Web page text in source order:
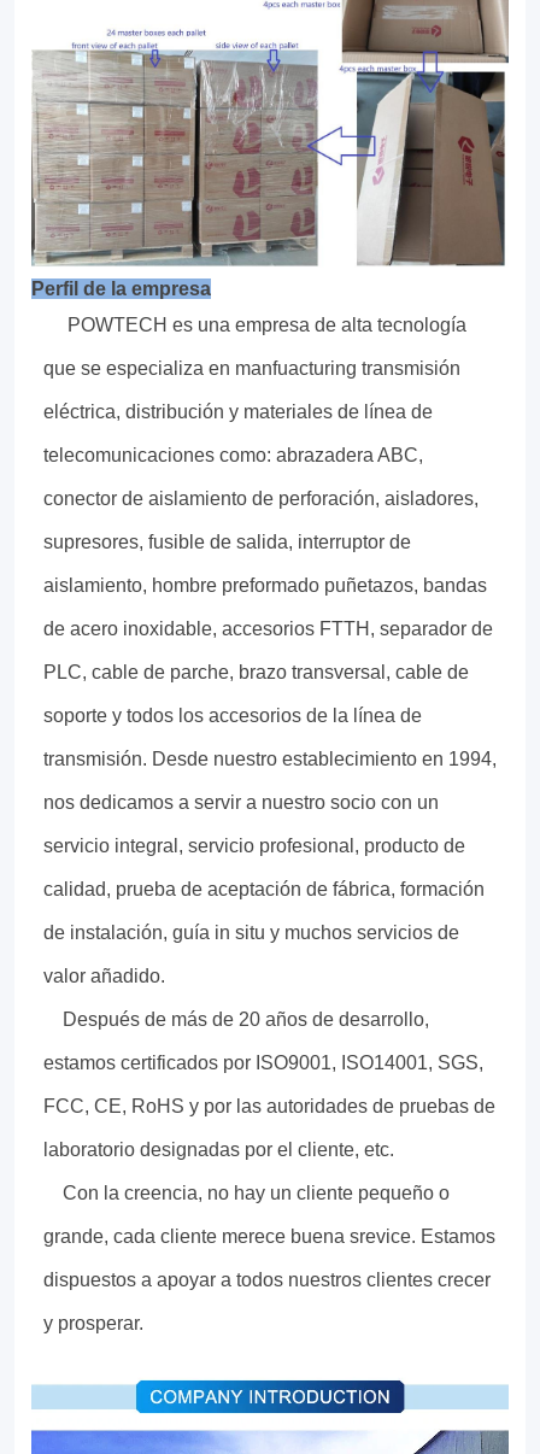
Perfil de la empresa
POWTECH es una empresa de alta tecnología
que se especializa en manfuacturing transmisión
eléctrica, distribución y materiales de línea de
telecomunicaciones como: abrazadera ABC,
conector de aislamiento de perforación, aisladores,
supresores, fusible de salida, interruptor de
aislamiento, hombre preformado puñetazos, bandas
de acero inoxidable, accesorios FTTH, separador de
PLC, cable de parche, brazo transversal, cable de
soporte y todos los accesorios de la línea de
transmisión. Desde nuestro establecimiento en 1994,
nos dedicamos a servir a nuestro socio con un
servicio integral, servicio profesional, producto de
calidad, prueba de aceptación de fábrica, formación
de instalación, guía in situ y muchos servicios de
valor añadido.
Después de más de 20 años de desarrollo,
estamos certificados por ISO9001, ISO14001, SGS,
FCC, CE, RoHS y por las autoridades de pruebas de
laboratorio designadas por el cliente, etc.
Con la creencia, no hay un cliente pequeño o
grande, cada cliente merece buena srevice. Estamos
dispuestos a apoyar a todos nuestros clientes crecer
y prosperar.